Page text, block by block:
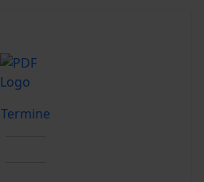
Termine